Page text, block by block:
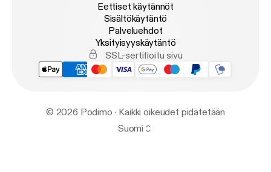
Eettiset käytännöt
Sisältökäytäntö
Palveluehdot
Yksityisyyskäytäntö
SSL-sertifioitu sivu
© 2026 Podimo · Kaikki oikeudet pidätetään
Suomi